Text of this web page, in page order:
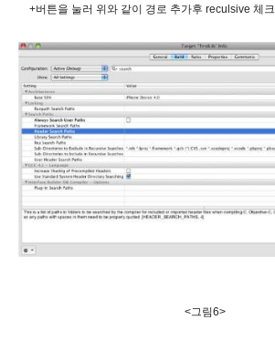
+버튼을 눌러 위와 같이 경로 추가후 reculsive 체크
<그림6>